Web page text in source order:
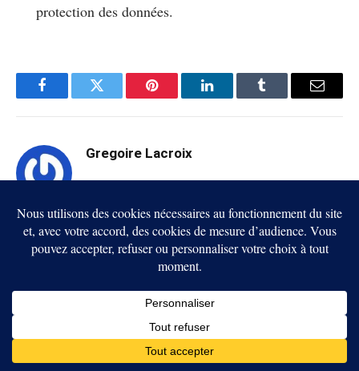
protection des données.
FacebookTwitter Pinterest LinkedInTumblr Email
Gregoire Lacroix
BrefCrypto, spécialisé dans lescryptomonnaies et les
marchés numériques. Il se concentre surBitcoin,
l’analyse de marché, les cadres réglementaires et
l’adoption réelle de la blockchain
usage et impact économique. Il apporte un
expert sur l’écosystème crypto africain
opportunités, risques et structuration du marché.